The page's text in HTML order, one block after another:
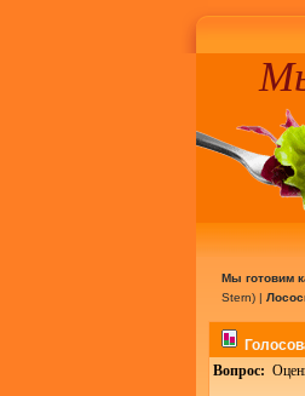
Мы готовим
Stern) |
Вопрос: